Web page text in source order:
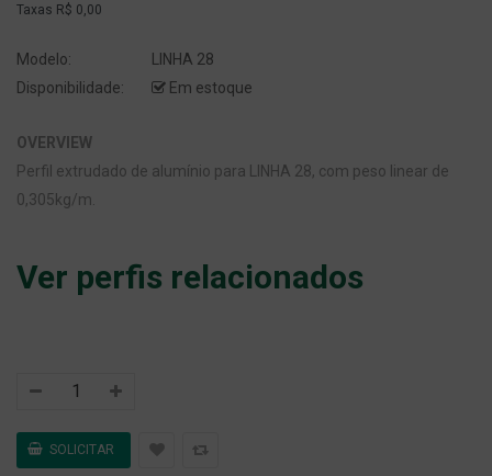
Taxas R$ 0,00
Modelo:
LINHA 28
Disponibilidade:
Em estoque
OVERVIEW
Perfil extrudado de alumínio para LINHA 28, com peso linear de
0,305kg/m.
Ver perfis relacionados